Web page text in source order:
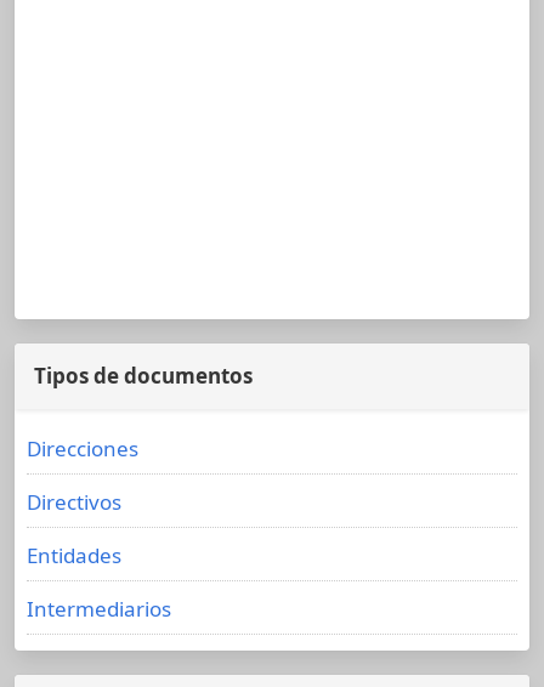
Tipos de documentos
Direcciones
Directivos
Entidades
Intermediarios